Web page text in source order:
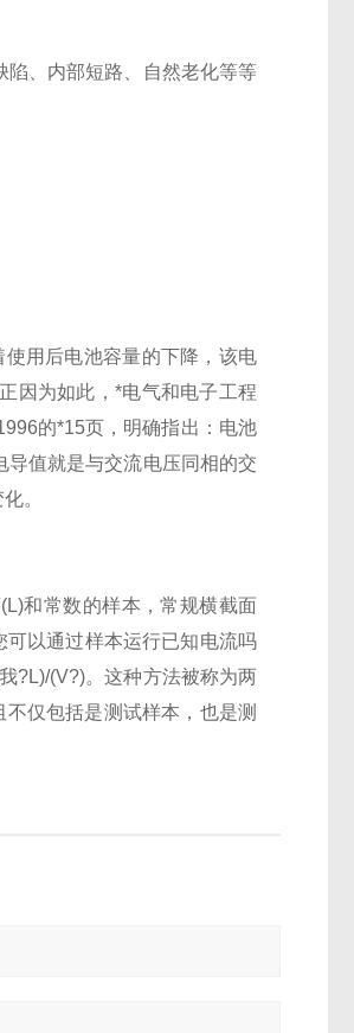
陷、内部短路、自然老化等等
用后电池容量的下降，该电
因为如此，*电气和电子工程
的*15页，明确指出：电池
值就是与交流电压同相的交
。
和常数的样本，常规横截面
以通过样本运行已知电流吗
?L)/(V?)。这种方法被称为两
仅包括是测试样本，也是测